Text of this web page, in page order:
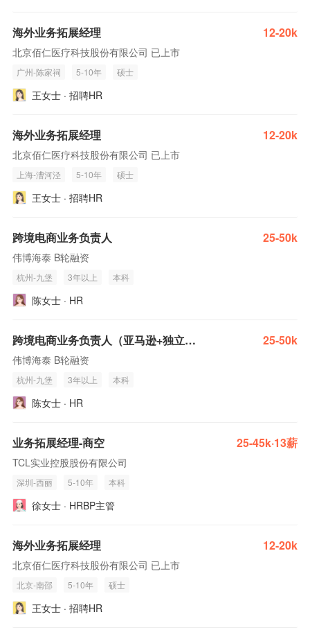
海外业务拓展经理 12-20k
北京佰仁医疗科技股份有限公司 已上市
广州-陈家祠 5-10年 硕士
王女士 · 招聘HR
海外业务拓展经理 12-20k
北京佰仁医疗科技股份有限公司 已上市
上海-漕河泾 5-10年 硕士
王女士 · 招聘HR
跨境电商业务负责人 25-50k
伟博海泰 B轮融资
杭州-九堡 3年以上 本科
陈女士 · HR
跨境电商业务负责人（亚马逊+独立站） 25-50k
伟博海泰 B轮融资
杭州-九堡 3年以上 本科
陈女士 · HR
业务拓展经理-商空 25-45k·13薪
TCL实业控股股份有限公司
深圳-西丽 5-10年 本科
徐女士 · HRBP主管
海外业务拓展经理 12-20k
北京佰仁医疗科技股份有限公司 已上市
北京-南邵 5-10年 硕士
王女士 · 招聘HR